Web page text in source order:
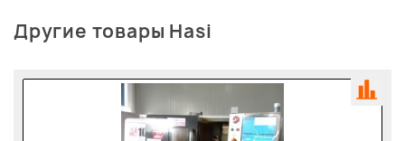
Другие товары Hasi